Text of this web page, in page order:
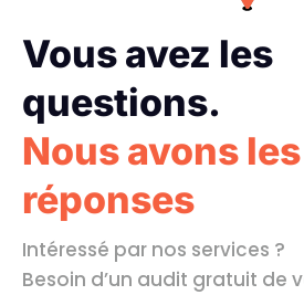
Vous avez les
questions.
Nous avons les
réponses
Intéressé par nos services ?
Besoin d’un audit gratuit de